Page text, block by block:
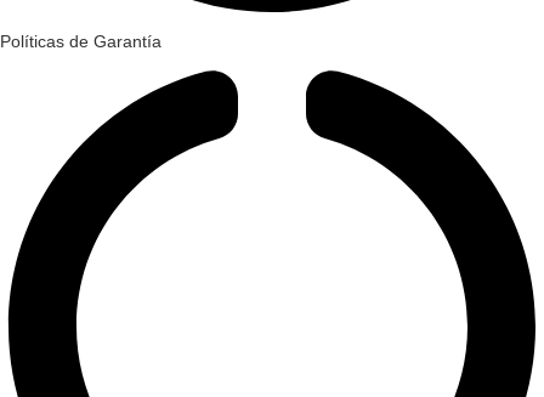
Políticas de Garantía